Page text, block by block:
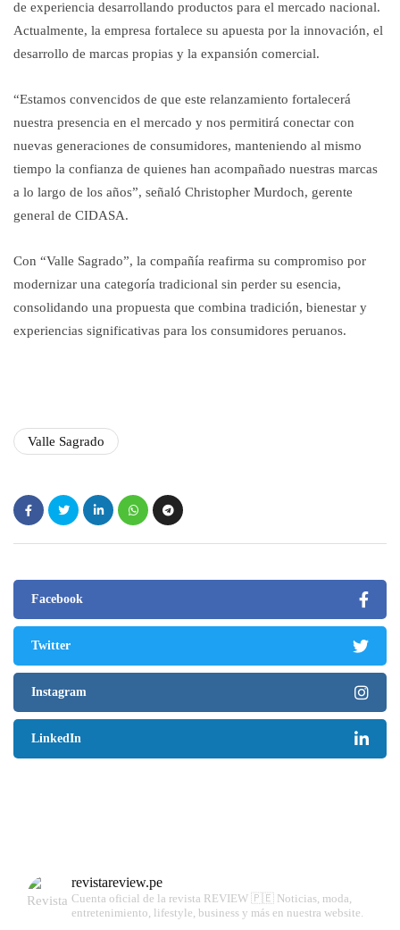
de experiencia desarrollando productos para el mercado nacional.
Actualmente, la empresa fortalece su apuesta por la innovación, el
desarrollo de marcas propias y la expansión comercial.
“Estamos convencidos de que este relanzamiento fortalecerá
nuestra presencia en el mercado y nos permitirá conectar con
nuevas generaciones de consumidores, manteniendo al mismo
tiempo la confianza de quienes han acompañado nuestras marcas
a lo largo de los años”, señaló Christopher Murdoch, gerente
general de CIDASA.
Con “Valle Sagrado”, la compañía reafirma su compromiso por
modernizar una categoría tradicional sin perder su esencia,
consolidando una propuesta que combina tradición, bienestar y
experiencias significativas para los consumidores peruanos.
Valle Sagrado
Facebook
Twitter
Instagram
LinkedIn
revistareview.pe
Cuenta oficial de la revista REVIEW 🇵🇪 Noticias, moda,
entretenimiento, lifestyle, business y más en nuestra website.